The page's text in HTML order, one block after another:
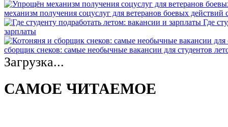
механизм получения соцуслуг для ветеранов боевых действий
Где
зарплаты
сборщик снеков: самые необычные вакансии для студентов
Загрузка...
САМОЕ ЧИТАЕМОЕ